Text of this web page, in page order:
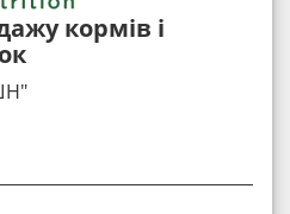
кормів і